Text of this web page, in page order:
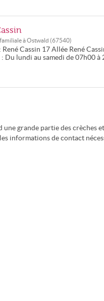
àOstwald (67540)
René Cassin 17 Allée René
: Du lundi au samedi de 07h00 à
grande partie des crèches
informations de contact